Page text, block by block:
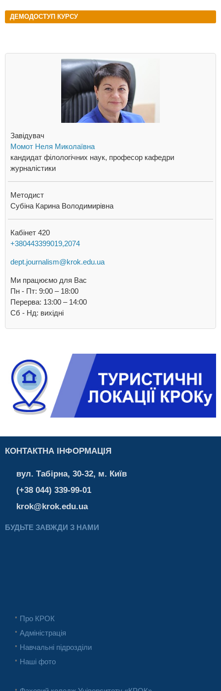
ДЕМОДОСТУП КУРСУ
Завідувач
Момот Неля Миколаївна
кандидат філологічних наук, професор кафедри
журналістики
Методист
Субіна Карина Володимирівна
Кабінет 420
+380443399019,2074
dept.journalism@krok.edu.ua
Ми працюємо для Вас
Пн - Пт: 9:00 – 18:00
Перерва: 13:00 – 14:00
Cб - Нд: вихідні
КОНТАКТНА ІНФОРМАЦІЯ
вул. Табірна, 30-32, м. Київ
(+38 044) 339-99-01
krok@krok.edu.ua
БУДЬТЕ ЗАВЖДИ З НАМИ
Про КРОК
Адміністрація
Навчальні підрозділи
Наші фото